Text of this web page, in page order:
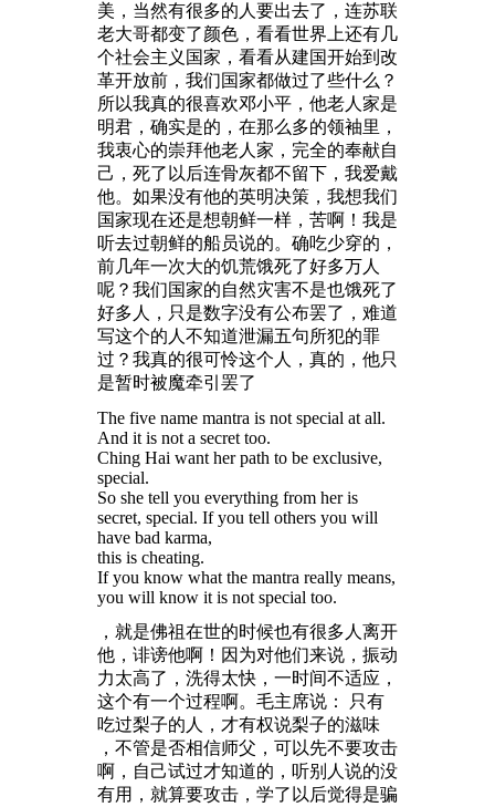
美，当然有很多的人要出去了，连苏联
老大哥都变了颜色，看看世界上还有几
个社会主义国家，看看从建国开始到改
革开放前，我们国家都做过了些什么？
所以我真的很喜欢邓小平，他老人家是
明君，确实是的，在那么多的领袖里，
我衷心的崇拜他老人家，完全的奉献自
己，死了以后连骨灰都不留下，我爱戴
他。如果没有他的英明决策，我想我们
国家现在还是想朝鲜一样，苦啊！我是
听去过朝鲜的船员说的。确吃少穿的，
前几年一次大的饥荒饿死了好多万人
呢？我们国家的自然灾害不是也饿死了
好多人，只是数字没有公布罢了，难道
写这个的人不知道泄漏五句所犯的罪
过？我真的很可怜这个人，真的，他只
是暂时被魔牵引罢了
The five name mantra is not special at all.
And it is not a secret too.
Ching Hai want her path to be exclusive,
special.
So she tell you everything from her is
secret, special. If you tell others you will
have bad karma,
this is cheating.
If you know what the mantra really means,
you will know it is not special too.
，就是佛祖在世的时候也有很多人离开
他，诽谤他啊！因为对他们来说，振动
力太高了，洗得太快，一时间不适应，
这个有一个过程啊。毛主席说： 只有
吃过梨子的人，才有权说梨子的滋味
，不管是否相信师父，可以先不要攻击
啊，自己试过才知道的，听别人说的没
有用，就算要攻击，学了以后觉得是骗